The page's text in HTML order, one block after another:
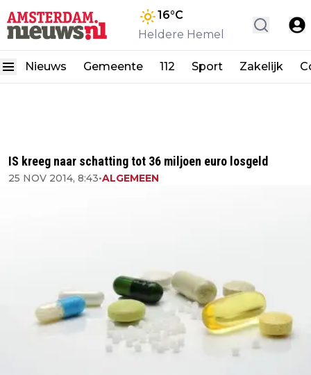
16°C
Heldere Hemel
Nieuws Gemeente 112 Sport Zakelijk
IS kreeg naar schatting tot 36 miljoen euro losgeld
25 NOV 2014, 8:43•ALGEMEEN